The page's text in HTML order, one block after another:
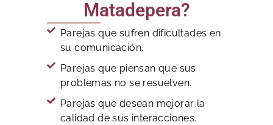
Matadepera?
Parejas que sufren dificultades en
su comunicación.
Parejas que piensan que sus
problemas no se resuelven.
Parejas que desean mejorar la
calidad de sus interacciones.